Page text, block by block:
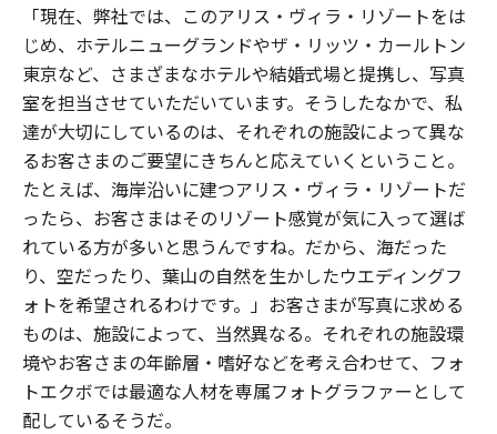
「現在、弊社では、このアリス・ヴィラ・リゾートをは
じめ、ホテルニューグランドやザ・リッツ・カールトン
東京など、さまざまなホテルや結婚式場と提携し、写真
室を担当させていただいています。そうしたなかで、私
達が大切にしているのは、それぞれの施設によって異な
るお客さまのご要望にきちんと応えていくということ。
たとえば、海岸沿いに建つアリス・ヴィラ・リゾートだ
ったら、お客さまはそのリゾート感覚が気に入って選ば
れている方が多いと思うんですね。だから、海だった
り、空だったり、葉山の自然を生かしたウエディングフ
ォトを希望されるわけです。」お客さまが写真に求める
ものは、施設によって、当然異なる。それぞれの施設環
境やお客さまの年齢層・嗜好などを考え合わせて、フォ
トエクボでは最適な人材を専属フォトグラファーとして
配しているそうだ。